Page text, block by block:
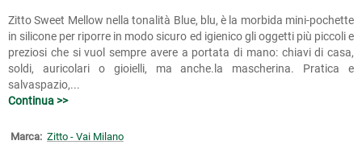
Zitto Sweet Mellow nella tonalità Blue, blu, è la morbida mini-pochette
in silicone per riporre in modo sicuro ed igienico gli oggetti più piccoli e
preziosi che si vuol sempre avere a portata di mano: chiavi di casa,
soldi, auricolari o gioielli, ma anche.la mascherina. Pratica e
salvaspazio,...
Continua >>
Marca: Zitto - Vai Milano